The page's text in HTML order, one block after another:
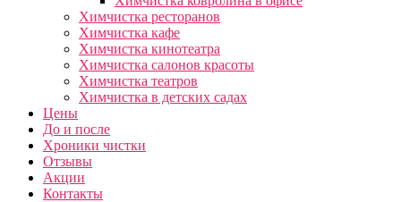
Химчистка ресторанов
Химчистка кафе
Химчистка кинотеатра
Химчистка салонов красоты
Химчистка театров
Химчистка в детских садах
Цены
До и после
Хроники чистки
Отзывы
Акции
Контакты